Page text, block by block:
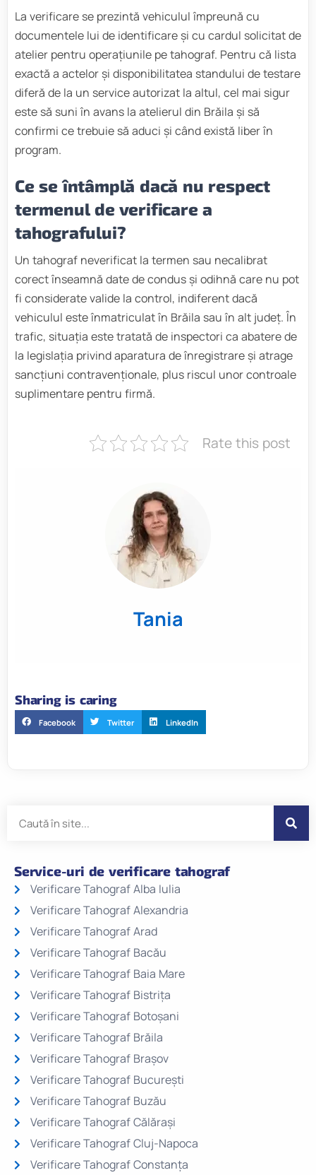
La verificare se prezintă vehiculul împreună cu
documentele lui de identificare și cu cardul solicitat de
atelier pentru operațiunile pe tahograf. Pentru că lista
exactă a actelor și disponibilitatea standului de testare
diferă de la un service autorizat la altul, cel mai sigur
este să suni în avans la atelierul din Brăila și să
confirmi ce trebuie să aduci și când există liber în
program.
Ce se întâmplă dacă nu respect
termenul de verificare a
tahografului?
Un tahograf neverificat la termen sau necalibrat
corect înseamnă date de condus și odihnă care nu pot
fi considerate valide la control, indiferent dacă
vehiculul este înmatriculat în Brăila sau în alt județ. În
trafic, situația este tratată de inspectori ca abatere de
la legislația privind aparatura de înregistrare și atrage
sancțiuni contravenționale, plus riscul unor controale
suplimentare pentru firmă.
Rate this post
Tania
Sharing is caring
Facebook Twitter LinkedIn
Service-uri de verificare tahograf
Verificare Tahograf Alba Iulia
Verificare Tahograf Alexandria
Verificare Tahograf Arad
Verificare Tahograf Bacău
Verificare Tahograf Baia Mare
Verificare Tahograf Bistrița
Verificare Tahograf Botoșani
Verificare Tahograf Brăila
Verificare Tahograf Brașov
Verificare Tahograf București
Verificare Tahograf Buzău
Verificare Tahograf Călărași
Verificare Tahograf Cluj-Napoca
Verificare Tahograf Constanța